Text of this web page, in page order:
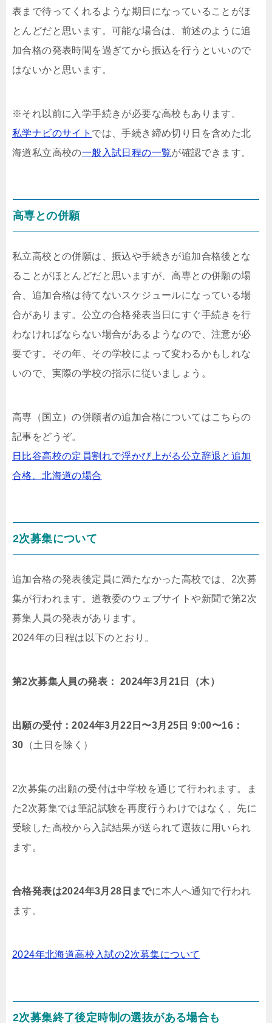
表まで待ってくれるような期日になっていることがほ
とんどだと思います。可能な場合は、前述のように追
加合格の発表時間を過ぎてから振込を行うといいので
はないかと思います。
※それ以前に入学手続きが必要な高校もあります。
私学ナビのサイト では、手続き締め切り日を含めた北
海道私立高校の一般入試日程の一覧が確認できます。
高専との併願
私立高校との併願は、振込や手続きが追加合格後とな
ることがほとんどだと思いますが、高専との併願の場
合、追加合格は待てないスケジュールになっている場
合があります。公立の合格発表当日にすぐ手続きを行
わなければならない場合があるようなので、注意が必
要です。その年、その学校によって変わるかもしれな
いので、実際の学校の指示に従いましょう。
高専（国立）の併願者の追加合格についてはこちらの
記事をどうぞ。
日比谷高校の定員割れで浮かび上がる公立辞退と追加
合格。北海道の場合
2次募集について
追加合格の発表後定員に満たなかった高校では、2次募
集が行われます。道教委のウェブサイトや新聞で第2次
募集人員の発表があります。
2024年の日程は以下のとおり。
第2次募集人員の発表： 2024年3月21日（木）
出願の受付：2024年3月22日〜3月25日 9:00〜16：
30 （土日を除く）
2次募集の出願の受付は中学校を通じて行われます。ま
た2次募集では筆記試験を再度行うわけではなく、先に
受験した高校から入試結果が送られて選抜に用いられ
ます。
合格発表は2024年3月28日までに本人へ通知で行われ
ます。
2024年北海道高校入試の2次募集について
2次募集終了後定時制の選抜がある場合も